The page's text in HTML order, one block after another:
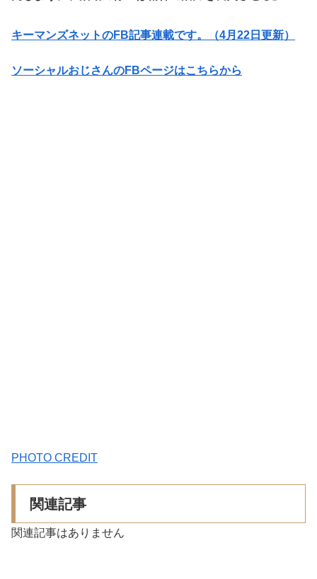
キーマンズネットのFB記事連載です。（4月22日更新）
ソーシャルおじさんのFBページはこちらから
PHOTO CREDIT
関連記事
関連記事はありません